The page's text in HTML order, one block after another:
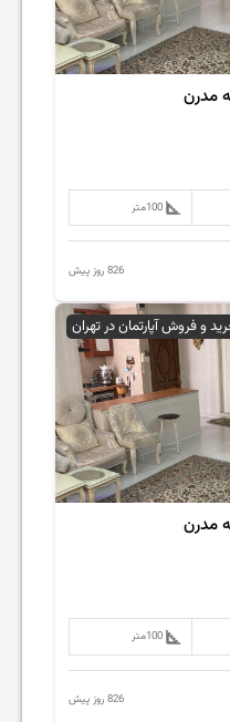
100متر
826 روز پیش
و فروش آپارتمان در تهران
100متر
826 روز پیش